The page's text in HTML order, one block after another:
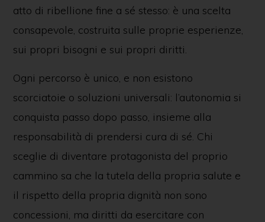
atto di ribellione fine a sé stesso: è una scelta
consapevole, costruita sulle proprie esperienze,
sui propri bisogni e sui propri diritti.
Ogni percorso è unico, e non esistono
scorciatoie o soluzioni universali: l’autonomia si
conquista passo dopo passo, insieme alla
responsabilità di prendersi cura di sé. Chi
sceglie di diventare protagonista del proprio
cammino sa che la tutela della propria salute e
il rispetto della propria dignità non sono
concessioni, ma diritti da esercitare con